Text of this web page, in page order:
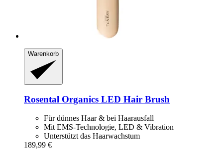
Warenkorb
Rosental Organics LED Hair Brush
Für dünnes Haar & bei Haarausfall
Mit EMS-Technologie, LED & Vibration
Unterstützt das Haarwachstum
189,99 €